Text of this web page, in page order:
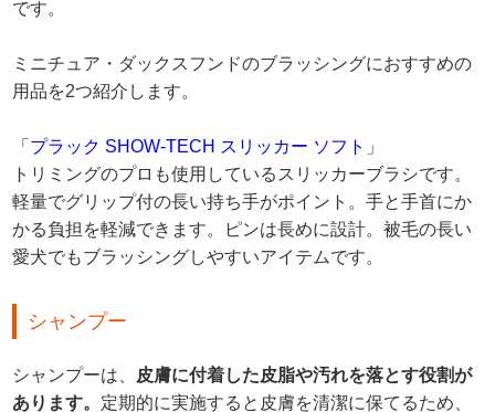
です。
ミニチュア・ダックスフンドのブラッシングにおすすめの
用品を2つ紹介します。
「 プラック SHOW-TECH スリッカー ソフト 」
トリミングのプロも使用しているスリッカーブラシです。
軽量でグリップ付の長い持ち手がポイント。手と手首にか
かる負担を軽減できます。ピンは長めに設計。被毛の長い
愛犬でもブラッシングしやすいアイテムです。
シャンプー
シャンプーは、
皮膚に付着した皮脂や汚れを落とす役割が
あります。 定期的に実施すると皮膚を清潔に保てるため、